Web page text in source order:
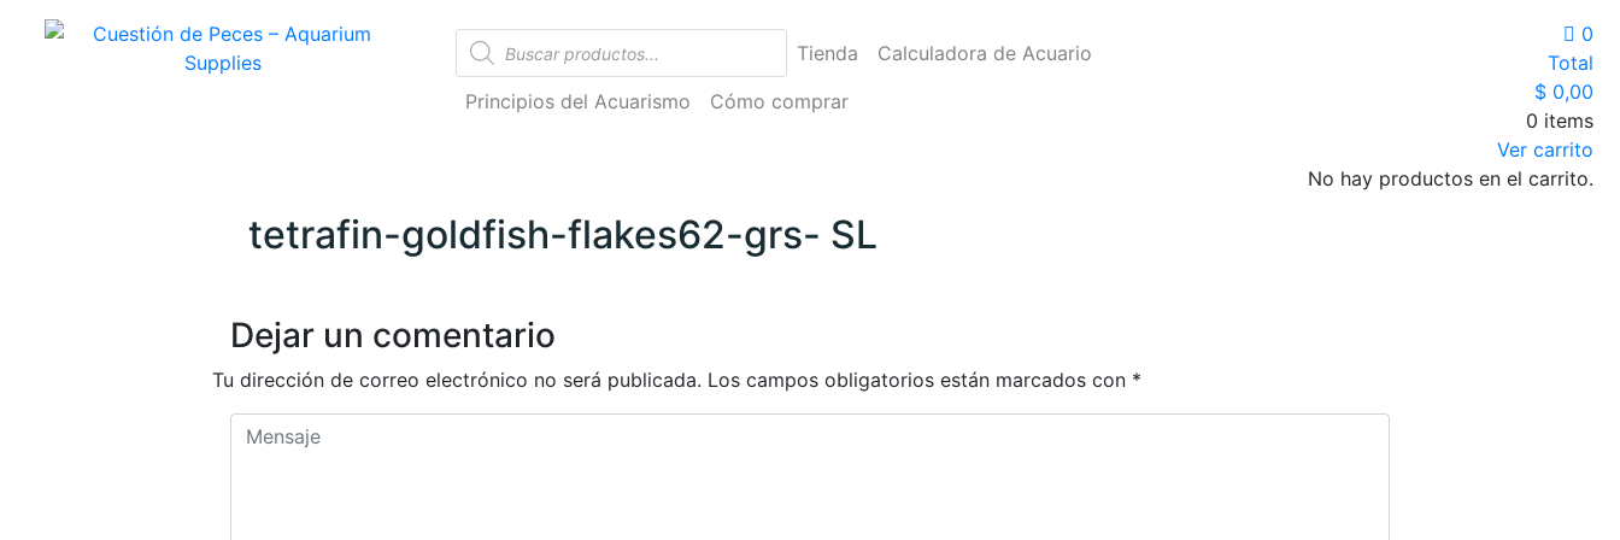
Tienda
Calculadora de Acuario
Principios del Acuarismo
Cómo comprar
0
Total
$ 0,00
0 items
Ver carrito
No hay productos en el carrito.
tetrafin-goldfish-flakes62-grs- SL
Dejar un comentario
Tu dirección de correo electrónico no será publicada. Los campos obligatorios están marcados con *